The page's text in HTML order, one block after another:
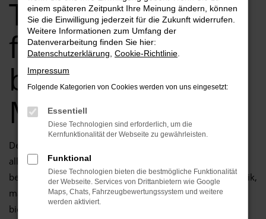
Tageszulassung
für Gardelegen
bei Autohaus
Mothor GmbH
Der Ranger mit
alle, die in Gardelegen ein neuwertiges Fahrzeug zu einem
besonders attraktiven Preis suchen. Mit modernster Technik,
maximalem Komfort und nahezu keinem Kilometerstand
bietet der Ranger ein unschlagbares Preis-Leistungs-
einem späteren Zeitpunkt Ihre Meinung ändern, können
Sie die Einwilligung jederzeit für die Zukunft widerrufen.
Weitere Informationen zum Umfang der
Datenverarbeitung finden Sie hier:
Datenschutzerklärung Cookie-Richtlinie
Impressum
Folgende Kategorien von Cookies werden von uns eingesetzt:
Essentiell
Diese Technologien sind erforderlich, um die
Kernfunktionalität der Webseite zu gewährleisten.
Funktional
Diese Technologien bieten die bestmögliche Funktionalität
der Webseite. Services von Drittanbietern wie Google
Maps, Chats, Fahrzeugbewertungssystem und weitere
werden aktiviert.